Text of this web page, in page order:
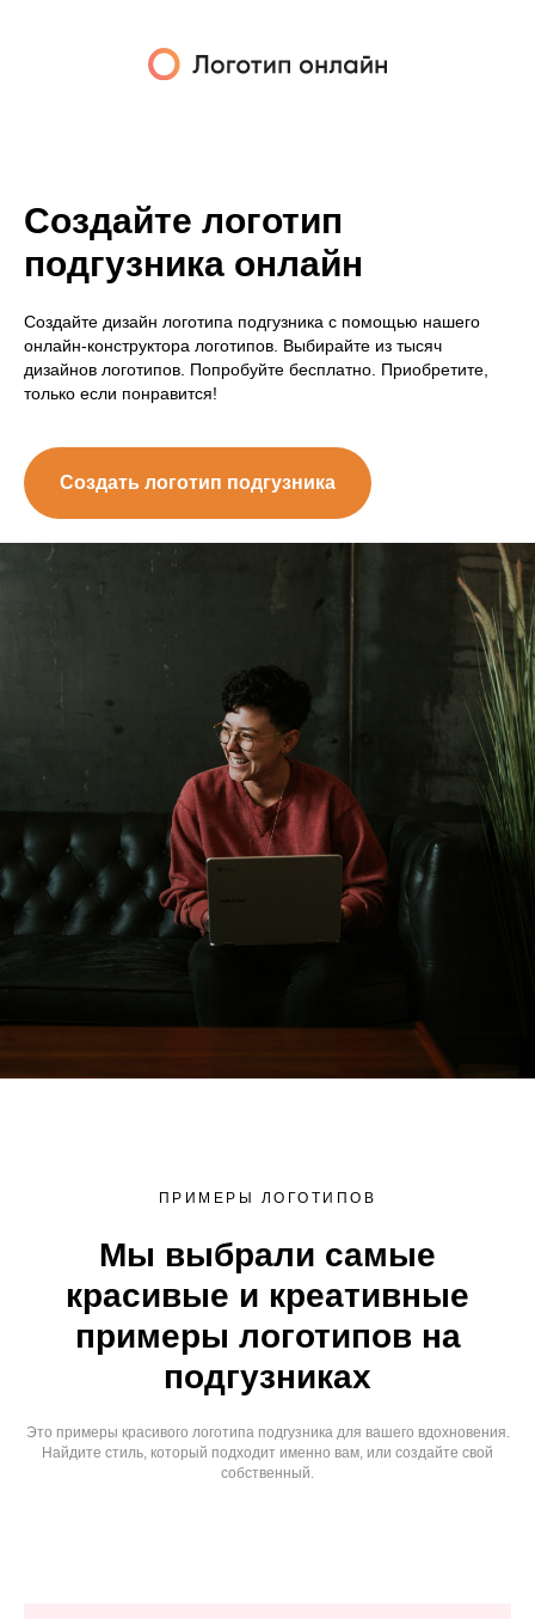
Создайте логотип
подгузника онлайн
Создайте дизайн логотипа подгузника с помощью нашего
онлайн-конструктора логотипов. Выбирайте из тысяч
дизайнов логотипов. Попробуйте бесплатно. Приобретите,
только если понравится!
Создать логотип подгузника
ПРИМЕРЫ ЛОГОТИПОВ
Мы выбрали самые
красивые и креативные
примеры логотипов на
подгузниках
Это примеры красивого логотипа подгузника для вашего вдохновения.
Найдите стиль, который подходит именно вам, или создайте свой
собственный.